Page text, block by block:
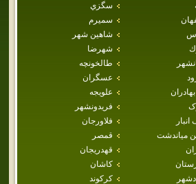
سگزي
سميرم
شاهين شهر
شهرضا
طالخونچه
عسگران
علويجه
فريدونشهر
فلاورجان
مياندشت
قمصر
قهدريجان
كاشان
كركوند